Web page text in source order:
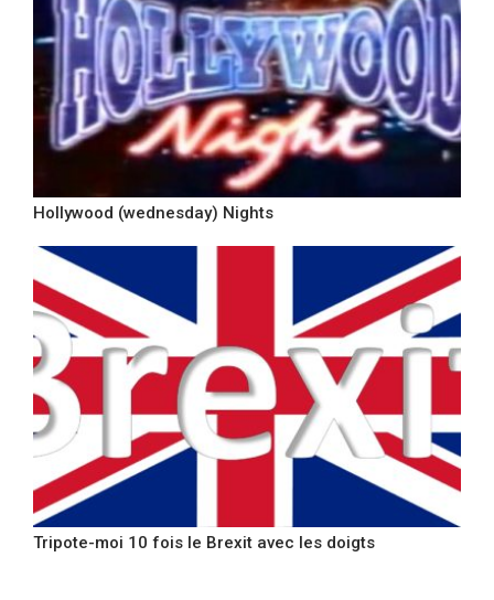
Hollywood (wednesday) Nights
Tripote-moi 10 fois le Brexit avec les doigts